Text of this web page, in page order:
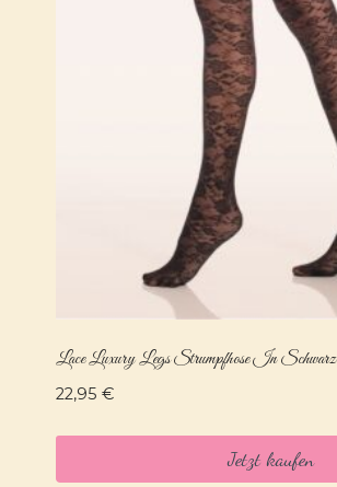
Lace Luxury Legs Strumpfhose In Schwarz
22,95 €
Jetzt kaufen